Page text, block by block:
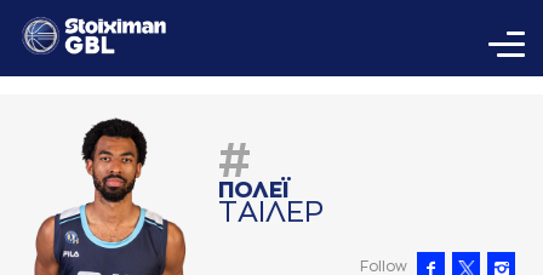
#
ΠΟΛΕΪ
ΤAΙΛΕΡ
Follow